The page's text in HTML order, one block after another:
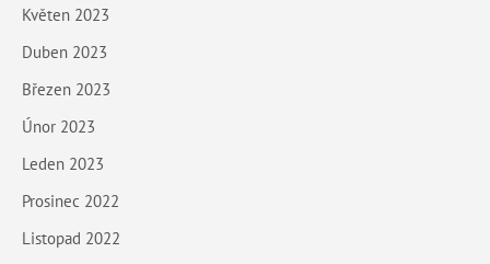
Květen 2023
Duben 2023
Březen 2023
Únor 2023
Leden 2023
Prosinec 2022
Listopad 2022